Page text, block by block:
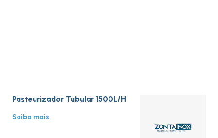
Pasteurizador Tubular 1500L/H
Saiba mais